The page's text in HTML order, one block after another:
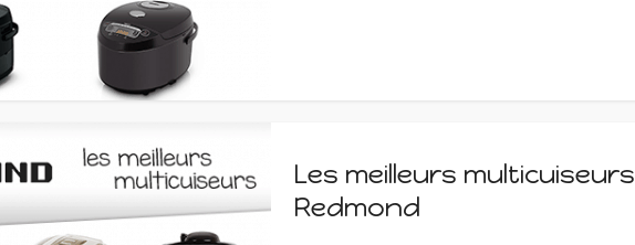
Les meilleurs multicuiseurs
Redmond